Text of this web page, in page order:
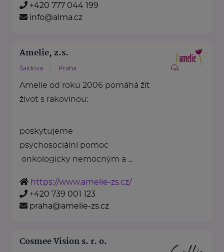
+420 777 044 199
info@alma.cz
Amelie, z.s.
Šaldova Praha
Amelie od roku 2006 pomáhá žít
život s rakovinou:
poskytujeme
psychosociální pomoc
onkologicky nemocným a ...
https://www.amelie-zs.cz/
+420 739 001 123
praha@amelie-zs.cz
Cosmee Vision s. r. o.